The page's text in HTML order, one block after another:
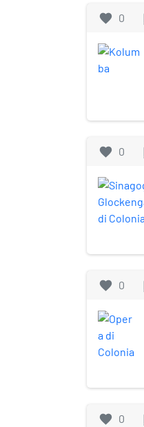
favorite 0
favorite 0
favorite 0
favorite 0